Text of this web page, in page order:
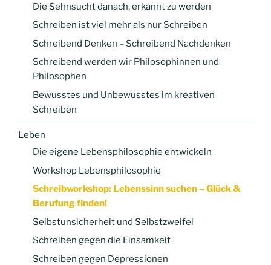
Die Sehnsucht danach, erkannt zu werden
Schreiben ist viel mehr als nur Schreiben
Schreibend Denken – Schreibend Nachdenken
Schreibend werden wir Philosophinnen und
Philosophen
Bewusstes und Unbewusstes im kreativen
Schreiben
Leben
Die eigene Lebensphilosophie entwickeln
Workshop Lebensphilosophie
Schreibworkshop: Lebenssinn suchen – Glück &
Berufung finden!
Selbstunsicherheit und Selbstzweifel
Schreiben gegen die Einsamkeit
Schreiben gegen Depressionen